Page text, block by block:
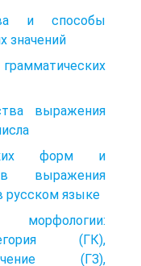
и способы
значений
выражения
форм и
выражения
русском языке
(ГК),
(ГЗ),